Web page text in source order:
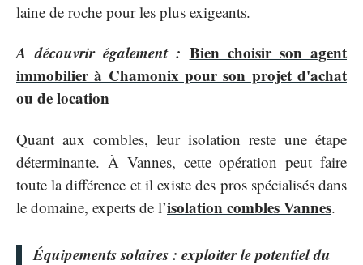
laine de roche pour les plus exigeants.
A découvrir également : Bien choisir son agent
immobilier à Chamonix pour son projet d'achat
ou de location
Quant aux combles, leur isolation reste une étape
déterminante. À Vannes, cette opération peut faire
toute la différence et il existe des pros spécialisés dans
le domaine, experts de l’isolation combles Vannes.
Équipements solaires : exploiter le potentiel du